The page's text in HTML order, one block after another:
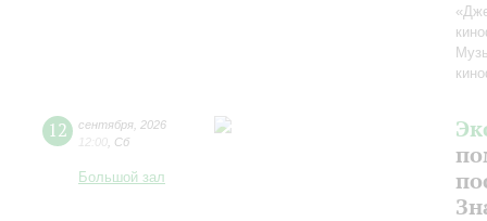
12 сентября 2026
12:00 Сб
Большой зал